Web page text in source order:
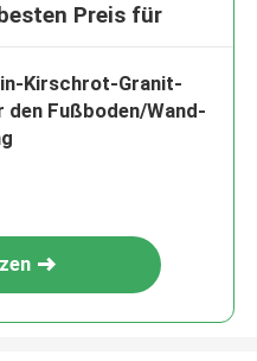
Preis für
Kirschrot-Granit-
den Fußboden/Wand-